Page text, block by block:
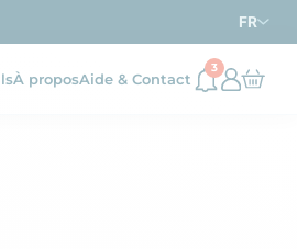
d’achat en France FR
À proposAide & Contact
3